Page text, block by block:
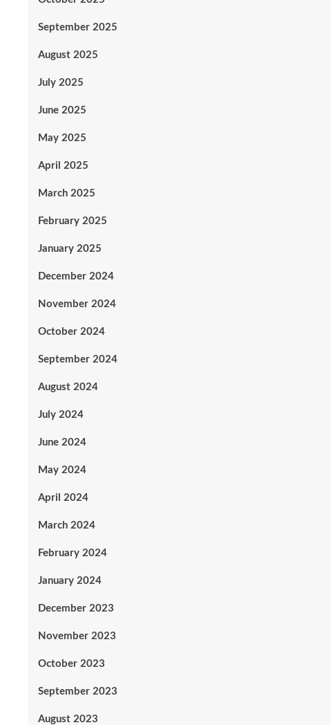
September 2025
August 2025
July 2025
June 2025
May 2025
April 2025
March 2025
February 2025
January 2025
December 2024
November 2024
October 2024
September 2024
August 2024
July 2024
June 2024
May 2024
April 2024
March 2024
February 2024
January 2024
December 2023
November 2023
October 2023
September 2023
August 2023